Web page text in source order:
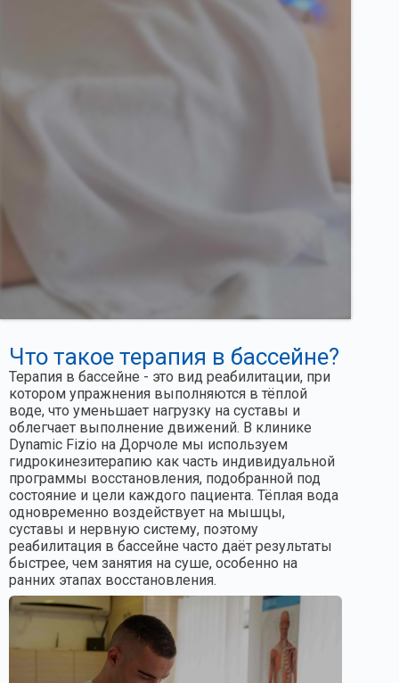
Что такое терапия в бассейне?
Терапия в бассейне - это вид реабилитации, при
котором упражнения выполняются в тёплой
воде, что уменьшает нагрузку на суставы и
облегчает выполнение движений. В клинике
Dynamic Fizio на Дорчоле мы используем
гидрокинезитерапию как часть индивидуальной
программы восстановления, подобранной под
состояние и цели каждого пациента. Тёплая вода
одновременно воздействует на мышцы,
суставы и нервную систему, поэтому
реабилитация в бассейне часто даёт результаты
быстрее, чем занятия на суше, особенно на
ранних этапах восстановления.